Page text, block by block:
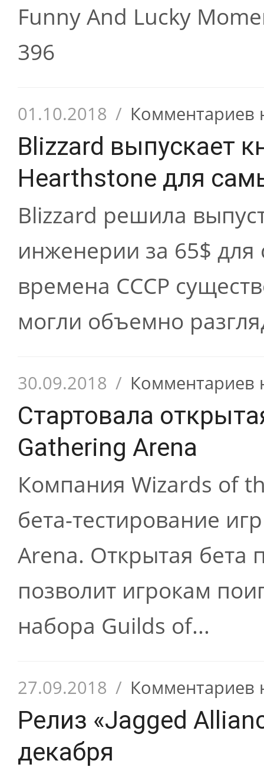
Funny And Lucky
396
01.10.2018 / Комментариев
Blizzard выпускает
Hearthstone для
Blizzard решила
инженерии за 65$
времена СССР
могли объемно
30.09.2018 / Комментариев
Стартовала
Gathering Arena
Компания Wizards of
бета-тестирование
Arena. Открытая бета
позволит игрокам
набора Guilds of...
27.09.2018 / Комментариев
Релиз «Jagged
декабря